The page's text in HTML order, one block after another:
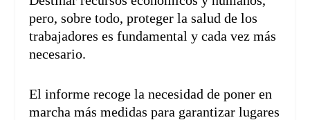
pero, sobre todo, proteger la salud de los
trabajadores es fundamental y cada vez más
necesario.
El informe recoge la necesidad de poner en
marcha más medidas para garantizar lugares